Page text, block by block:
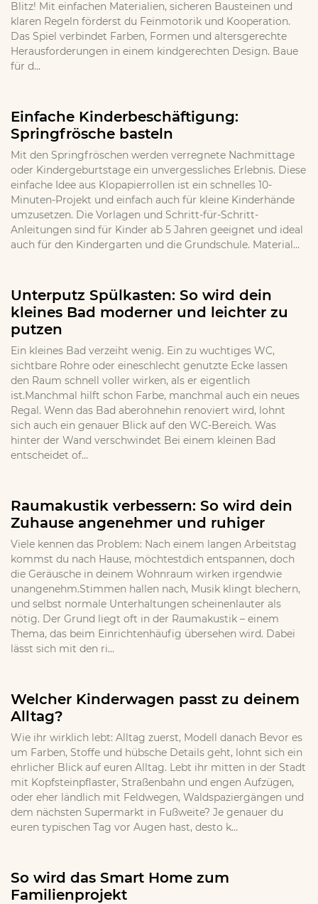
Blitz! Mit einfachen Materialien, sicheren Bausteinen und
klaren Regeln förderst du Feinmotorik und Kooperation.
Das Spiel verbindet Farben, Formen und altersgerechte
Herausforderungen in einem kindgerechten Design. Baue
für d...
Einfache Kinderbeschäftigung:
Springfrösche basteln
Mit den Springfröschen werden verregnete Nachmittage
oder Kindergeburtstage ein unvergessliches Erlebnis. Diese
einfache Idee aus Klopapierrollen ist ein schnelles 10-
Minuten-Projekt und einfach auch für kleine Kinderhände
umzusetzen. Die Vorlagen und Schritt-für-Schritt-
Anleitungen sind für Kinder ab 5 Jahren geeignet und ideal
auch für den Kindergarten und die Grundschule. Material...
Unterputz Spülkasten: So wird dein
kleines Bad moderner und leichter zu
putzen
Ein kleines Bad verzeiht wenig. Ein zu wuchtiges WC,
sichtbare Rohre oder eineschlecht genutzte Ecke lassen
den Raum schnell voller wirken, als er eigentlich
ist.Manchmal hilft schon Farbe, manchmal auch ein neues
Regal. Wenn das Bad aberohnehin renoviert wird, lohnt
sich auch ein genauer Blick auf den WC-Bereich. Was
hinter der Wand verschwindet Bei einem kleinen Bad
entscheidet of...
Raumakustik verbessern: So wird dein
Zuhause angenehmer und ruhiger
Viele kennen das Problem: Nach einem langen Arbeitstag
kommst du nach Hause, möchtestdich entspannen, doch
die Geräusche in deinem Wohnraum wirken irgendwie
unangenehm.Stimmen hallen nach, Musik klingt blechern,
und selbst normale Unterhaltungen scheinenlauter als
nötig. Der Grund liegt oft in der Raumakustik – einem
Thema, das beim Einrichtenhäufig übersehen wird. Dabei
lässt sich mit den ri...
Welcher Kinderwagen passt zu deinem
Alltag?
Wie ihr wirklich lebt: Alltag zuerst, Modell danach Bevor es
um Farben, Stoffe und hübsche Details geht, lohnt sich ein
ehrlicher Blick auf euren Alltag. Lebt ihr mitten in der Stadt
mit Kopfsteinpflaster, Straßenbahn und engen Aufzügen,
oder eher ländlich mit Feldwegen, Waldspaziergängen und
dem nächsten Supermarkt in Fußweite? Je genauer du
euren typischen Tag vor Augen hast, desto k...
So wird das Smart Home zum
Familienprojekt